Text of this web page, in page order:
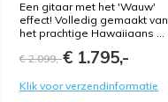
Een gitaar met het 'Wauw'
effect! Volledig gemaakt van
het prachtige Hawaiiaans ...
€ 2.099,-€ 1.795,-
Klik voor verzendinformatie